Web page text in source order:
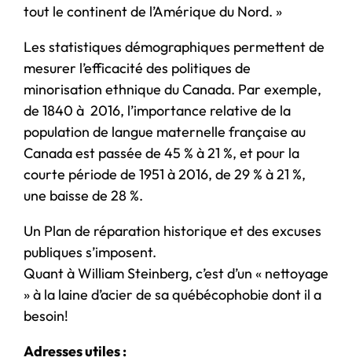
tout le continent de l’Amérique du Nord. »
Les statistiques démographiques permettent de
mesurer l’efficacité des politiques de
minorisation ethnique du Canada. Par exemple,
de 1840 à 2016, l’importance relative de la
population de langue maternelle française au
Canada est passée de 45 % à 21 %, et pour la
courte période de 1951 à 2016, de 29 % à 21 %,
une baisse de 28 %.
Un Plan de réparation historique et des excuses
publiques s’imposent.
Quant à William Steinberg, c’est d’un « nettoyage
» à la laine d’acier de sa québécophobie dont il a
besoin!
Adresses utiles :